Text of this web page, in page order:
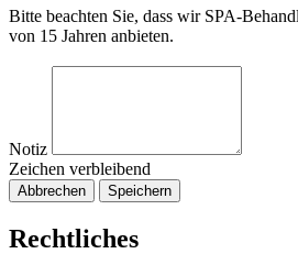
Bitte beachten Sie, dass wir SPA-
von 15 Jahren anbieten.
Notiz
Zeichen verbleibend
Abbrechen Speichern
Rechtliches